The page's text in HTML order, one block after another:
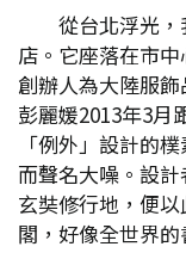
從台北浮光
店。它座落在市
創辦人為大陸服
彭麗媛2013年3月
「例外」設計的
而聲名大噪。設
玄奘修行地，便
閣，好像全世界